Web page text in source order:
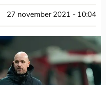
27 november 2021 - 10:04